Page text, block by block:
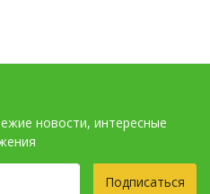
новости, интересные
Подписаться